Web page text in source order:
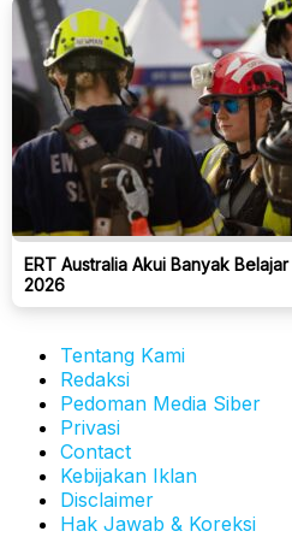
ERT Australia Akui Banyak
2026
Tentang Kami
Redaksi
Pedoman Media Siber
Privasi
Contact
Kebijakan Iklan
Disclaimer
Hak Jawab & Koreksi